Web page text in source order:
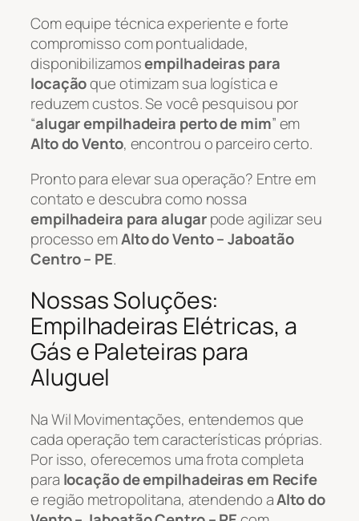
Com equipe técnica experiente e forte
compromisso com pontualidade,
disponibilizamosempilhadeiras para
locaçãoque otimizam sua logística e
reduzem custos. Se você pesquisou por
“alugar empilhadeira perto de mim” em
Alto do Vento, encontrou o parceiro certo.
Pronto para elevar sua operação? Entre em
contato e descubra como nossa
empilhadeira para alugarpode agilizar seu
processo emAlto do Vento – Jaboatão
Centro – PE.
Nossas Soluções:
Empilhadeiras Elétricas, a
Gás e Paleteiras para
Aluguel
Na Wil Movimentações, entendemos que
cada operação tem características próprias.
Por isso, oferecemos uma frota completa
para locação de empilhadeiras em Recife
e região metropolitana, atendendo aAlto do